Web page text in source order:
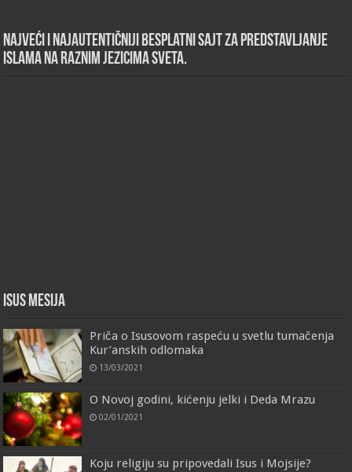
Najveći i najautentičniji besplatni sajt za predstavljanje
islama na raznim jezicima sveta.
Isus Mesija
Priča o Isusovom raspeću u svetlu tumačenja
Kur’anskih odlomaka
13/03/2021
O Novoj godini, kićenju jelki i Deda Mrazu
02/01/2021
Koju religiju su pripovedali Isus i Mojsije?